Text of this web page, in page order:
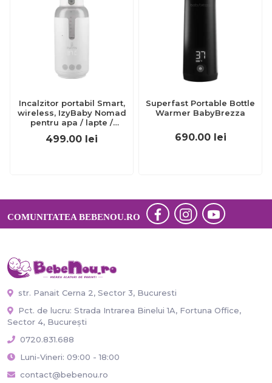
Incalzitor portabil Smart,
wireless, IzyBaby Nomad
pentru apa / lapte /
UNV1001
499.00 lei
Superfast Portable Bottle
Warmer BabyBrezza
690.00 lei
COMUNITATEA BEBENOU.RO
str. Panait Cerna 2, Sector 3, Bucuresti
Pct. de lucru: Strada Intrarea Binelui 1A, Fortuna Office,
Sector 4, București
0720.831.688
Luni-Vineri: 09:00 - 18:00
contact@bebenou.ro